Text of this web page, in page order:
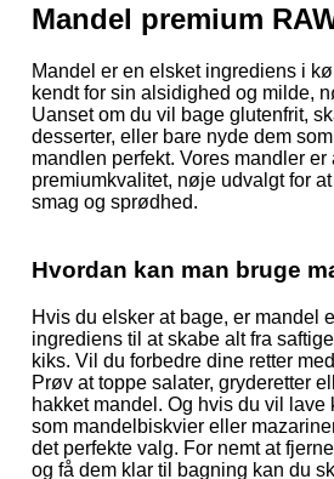
Mandel premium
Mandel er en elsket ingrediens i
kendt for sin alsidighed og milde,
Uanset om du vil bage glutenfrit,
desserter, eller bare nyde dem
mandlen perfekt. Vores mandler er
premiumkvalitet, nøje udvalgt for
smag og sprødhed.
Hvordan kan man bruge
Hvis du elsker at bage, er mandel
ingrediens til at skabe alt fra
kiks. Vil du forbedre dine retter
Prøv at toppe salater, gryderetter
hakket mandel. Og hvis du vil lave
som mandelbiskvier eller
det perfekte valg. For nemt at
og få dem klar til bagning kan du